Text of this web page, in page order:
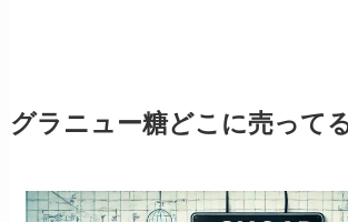
グラニュー糖どこに売って